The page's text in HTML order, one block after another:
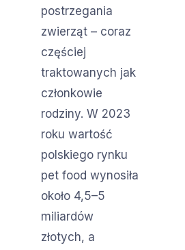
postrzegania
zwierząt – coraz
częściej
traktowanych jak
członkowie
rodziny. W 2023
roku wartość
polskiego rynku
pet food wynosiła
około 4,5–5
miliardów
złotych, a